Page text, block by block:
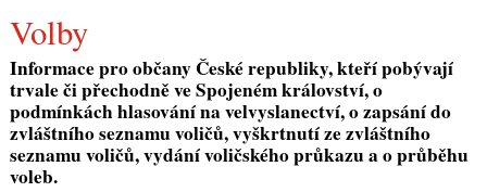
Volby
Informace pro občany České republiky, kteří pobývají
trvale či přechodně ve Spojeném království,o
podmínkách hlasování na velvyslanectví, o zapsání do
zvláštního seznamu voličů, vyškrtnutí ze zvláštního
seznamu voličů, vydání voličského průkazu a o průběhu
voleb.